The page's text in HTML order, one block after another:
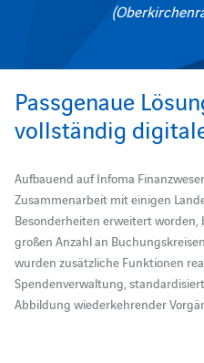
Passgenaue
vollständig
Aufbauend auf Infoma
Zusammenarbeit mit einigen
Besonderheiten erweitert
großen Anzahl an
wurden zusätzliche Funktionen
Spendenverwaltung,
Abbildung wiederkehrender